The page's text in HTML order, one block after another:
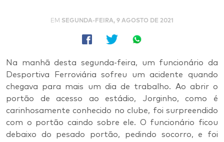
EM SEGUNDA-FEIRA, 9 AGOSTO DE 2021
Na manhã desta segunda-feira, um funcionário da
Desportiva Ferroviária sofreu um acidente quando
chegava para mais um dia de trabalho. Ao abrir o
portão de acesso ao estádio, Jorginho, como é
carinhosamente conhecido no clube, foi surpreendido
com o portão caindo sobre ele. O funcionário ficou
debaixo do pesado portão, pedindo socorro, e foi